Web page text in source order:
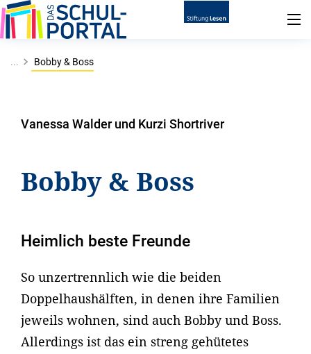
... Bobby & Boss
Vanessa Walder und Kurzi Shortriver
Bobby & Boss
Heimlich beste Freunde
So unzertrennlich wie die beiden
Doppelhaushälften, in denen ihre Familien
jeweils wohnen, sind auch Bobby und Boss.
Allerdings ist das ein streng gehütetes